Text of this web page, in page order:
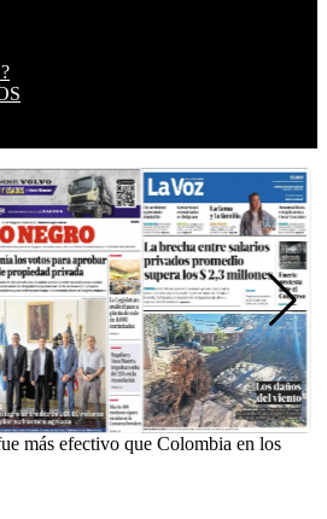
más efectivo que Colombia en los